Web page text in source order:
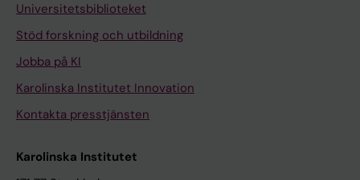
Universitetsbiblioteket
Stöd forskning och utbildning
Jobba på KI
Karolinska Institutet Innovation
Kontakta presstjänsten
Karolinska Institutet